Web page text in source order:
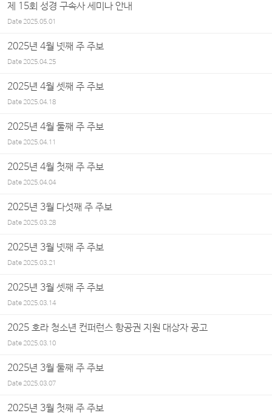
제 15회 성경 구속사 세미나 안내
Date2025.05.01
2025년 4월 넷째 주 주보
Date2025.04.25
2025년 4월 셋째 주 주보
Date2025.04.18
2025년 4월 둘째 주 주보
Date2025.04.11
2025년 4월 첫째 주 주보
Date2025.04.04
2025년 3월 다섯째 주 주보
Date2025.03.28
2025년 3월 넷째 주 주보
Date2025.03.21
2025년 3월 셋째 주 주보
Date2025.03.14
2025 호라 청소년 컨퍼런스 항공권 지원 대상자 공고
Date2025.03.10
2025년 3월 둘째 주 주보
Date2025.03.07
2025년 3월 첫째 주 주보